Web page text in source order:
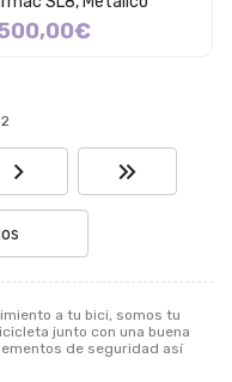
a tu bici, somos tu
junto con una buena
de seguridad así